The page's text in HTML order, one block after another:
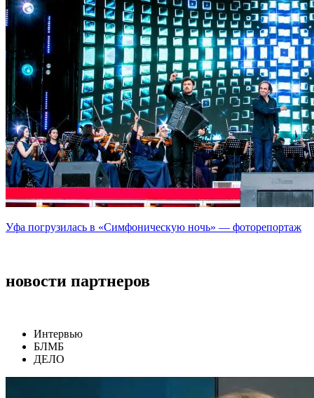
Уфа погрузилась в «Симфоническую ночь» — фоторепортаж
новости партнеров
Интервью
БЛМБ
ДЕЛО